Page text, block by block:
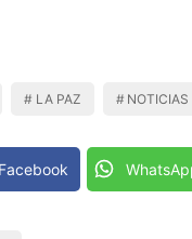
LA PAZ NOTICIAS
Facebook